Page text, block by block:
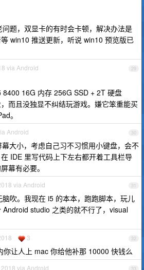
题，双显卡的有时会卡顿，解决办法是
win10 推送更新，听说 win10 预览版已
29
via Android
16G 内存 256G SSD + 2T 硬盘
而且没独显不纠结玩游戏。嫌它笨重能买
。
30
Android
幕大小，考虑自己习不习惯用小键盘，会不
IDE 里写代码上下左右都开着工具栏导
幕有必要。
31
via Android
吹。我现在 i5 的本本，跑跑脚本，玩儿
Android studio 之类的就不行了，visual
32
3
你让人上 mac 你给他补那 10000 快钱么
via Android